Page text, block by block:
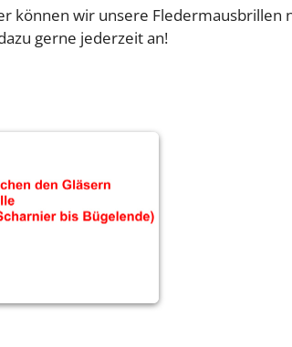
können wir unsere
gerne jederzeit an!